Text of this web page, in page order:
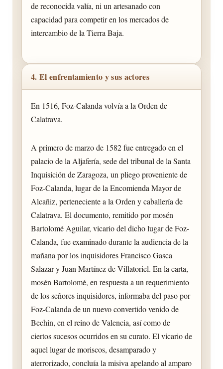
de reconocida valía, ni un artesanado con
capacidad para competir en los mercados de
intercambio de la Tierra Baja.
4. El enfrentamiento y sus actores
En 1516, Foz-Calanda volvía a la Orden de
Calatrava.
A primero de marzo de 1582 fue entregado en el
palacio de la Aljafería, sede del tribunal de la Santa
Inquisición de Zaragoza, un pliego proveniente de
Foz-Calanda, lugar de la Encomienda Mayor de
Alcañiz, perteneciente a la Orden y caballería de
Calatrava. El documento, remitido por mosén
Bartolomé Aguilar, vicario del dicho lugar de Foz-
Calanda, fue examinado durante la audiencia de la
mañana por los inquisidores Francisco Gasca
Salazar y Juan Martínez de Villatoriel. En la carta,
mosén Bartolomé, en respuesta a un requerimiento
de los señores inquisidores, informaba del paso por
Foz-Calanda de un nuevo convertido venido de
Bechin, en el reino de Valencia, así como de
ciertos sucesos ocurridos en su curato. El vicario de
aquel lugar de moriscos, desamparado y
aterrorizado, concluía la misiva apelando al amparo